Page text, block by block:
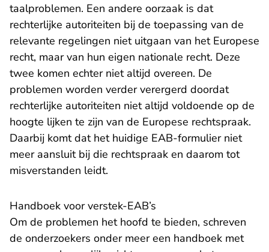
taalproblemen. Een andere oorzaak is dat
rechterlijke autoriteiten bij de toepassing van de
relevante regelingen niet uitgaan van het Europese
recht, maar van hun eigen nationale recht. Deze
twee komen echter niet altijd overeen. De
problemen worden verder verergerd doordat
rechterlijke autoriteiten niet altijd voldoende op de
hoogte lijken te zijn van de Europese rechtspraak.
Daarbij komt dat het huidige EAB-formulier niet
meer aansluit bij die rechtspraak en daarom tot
misverstanden leidt.
Handboek voor verstek-EAB’s
Om de problemen het hoofd te bieden, schreven
de onderzoekers onder meer een handboek met